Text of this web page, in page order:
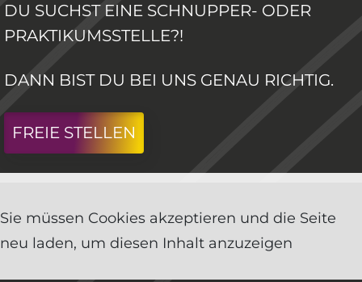
DU SUCHST EINE SCHNUPPER- ODER
PRAKTIKUMSSTELLE?!
DANN BIST DU BEI UNS GENAU RICHTIG.
FREIE STELLEN
UNSERE NEUIGKEITEN